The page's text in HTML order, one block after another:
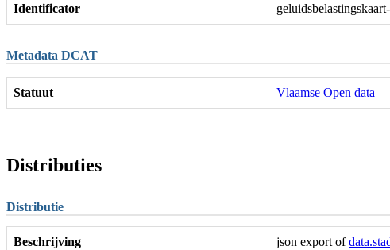
Identificator
Metadata DCAT
Statuut Vlaamse Open data
Distributies
Distributie
Beschrijving json export of